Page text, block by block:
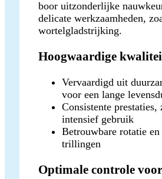
boor uitzonderlijke
delicate werkzaamheden,
wortelgladstrijking.
Hoogwaardige
Vervaardigd uit
voor een lange
Consistente prestaties,
intensief gebruik
Betrouwbare rotatie
trillingen
Optimale controle